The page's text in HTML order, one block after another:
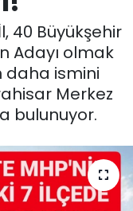
40 Büyükşehir
Adayı olmak
daha ismini
Merkez
bulunuyor.